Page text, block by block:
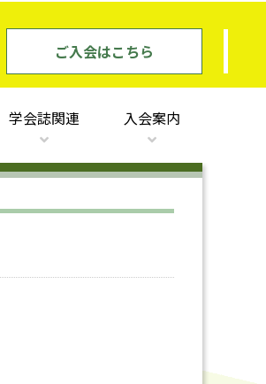
ご入会はこちら
学会誌関連 入会案内